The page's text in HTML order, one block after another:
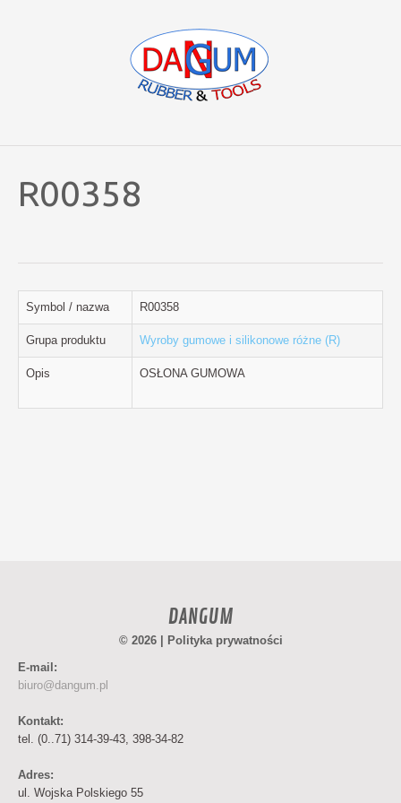
R00358
Symbol / nazwa R00358
Grupa produktu Wyroby gumowe i silikonowe różne (R)
Opis OSŁONA GUMOWA
DANGUM
© 2026 |
Polityka prywatności
E-mail:
biuro@dangum.pl
Kontakt:
tel. (0..71) 314-39-43, 398-34-82
Adres:
ul. Wojska Polskiego 55